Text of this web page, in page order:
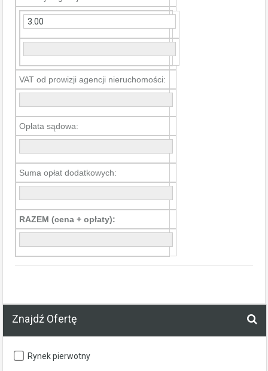
VAT od prowizji agencji nieruchomości:
Opłata sądowa:
Suma opłat dodatkowych:
RAZEM (cena + opłaty):
Znajdź Ofertę
Rynek pierwotny